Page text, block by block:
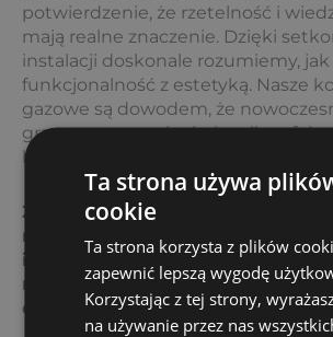
potwierdzenie, że rzetelność i
mają realne znaczenie. Dzięki
instalacji doskonale rozumiemy, jak
funkcjonalność z estetyką. Nasze
gazowe są dowodem, że
grzewcze mogą być nie tylko
harmonijnie wpisane w
Zachęcamy do zapoznania się z
realizacjami – zobacz, jak ZITERM
instalacje, które łączą solidne
nowoczesną technologię i
detal.
Ta strona używa
cookie
Ta strona korzysta z plików
zapewnić lepszą wygodę
Korzystając z tej strony,
na używanie przez nas